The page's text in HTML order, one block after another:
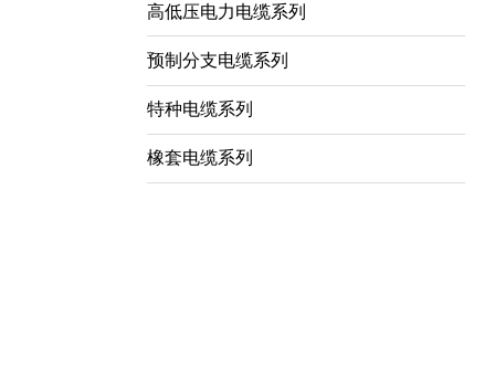
高低压电力电缆系列
预制分支电缆系列
特种电缆系列
橡套电缆系列